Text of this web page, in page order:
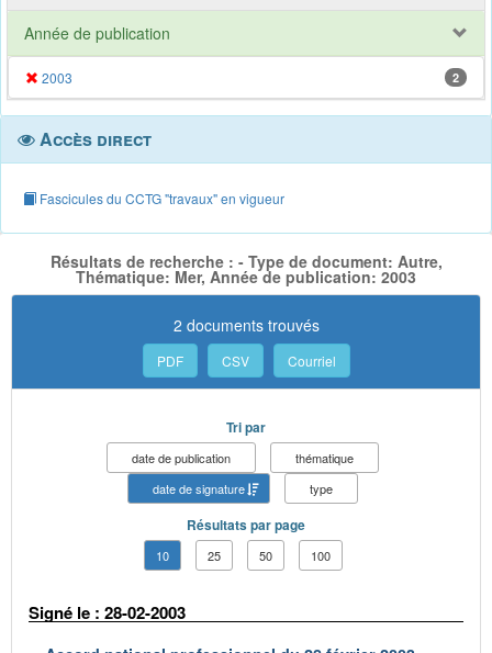
Année de publication
2003 2
Accès direct
Fascicules du CCTG "travaux" en vigueur
Résultats de recherche : - Type de document: Autre,
Thématique: Mer, Année de publication: 2003
2 documents trouvés
PDF CSV Courriel
Tri par
date de publication
thématique
date de signature
type
Résultats par page
10 25 50 100
Signé le : 28-02-2003